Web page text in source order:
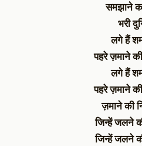
समझाने
भरी
लगे हैं
पहरे ज़माने
लगे हैं
पहरे ज़माने
ज़माने की
जिन्हें जलने
जिन्हें जलने